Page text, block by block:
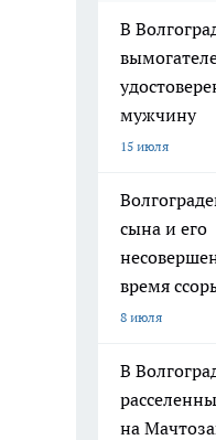
В
мужчину
15 июля
сына и его
время
8 июля
В
на